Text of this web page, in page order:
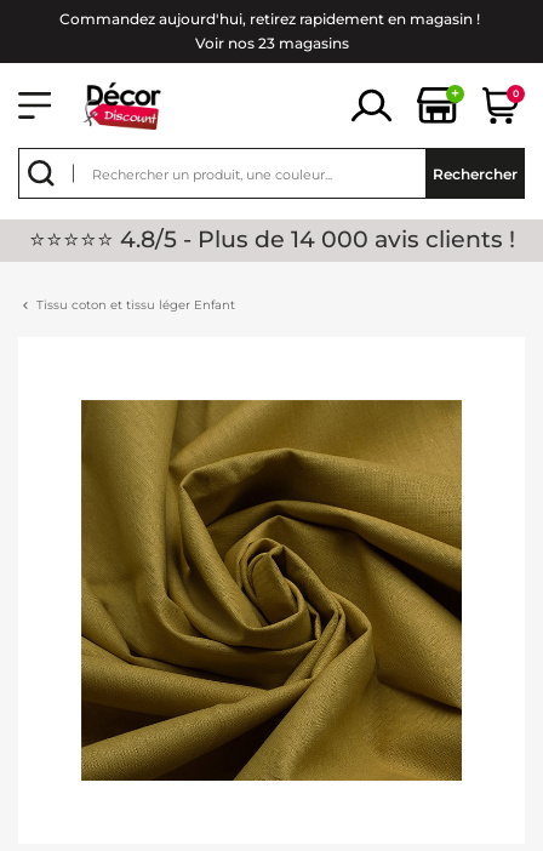
Commandez aujourd'hui, retirez rapidement en magasin !
Voir nos 23 magasins
+ 0
Rechercher
⭐⭐⭐⭐⭐ 4.8/5 - Plus de 14 000 avis clients !
Tissu coton et tissu léger Enfant